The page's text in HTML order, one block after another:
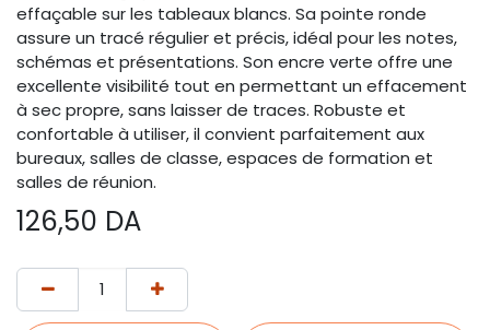
effaçable sur les tableaux blancs. Sa pointe ronde
assure un tracé régulier et précis, idéal pour les notes,
schémas et présentations. Son encre verte offre une
excellente visibilité tout en permettant un effacement
à sec propre, sans laisser de traces. Robuste et
confortable à utiliser, il convient parfaitement aux
bureaux, salles de classe, espaces de formation et
salles de réunion.
126,50 DA